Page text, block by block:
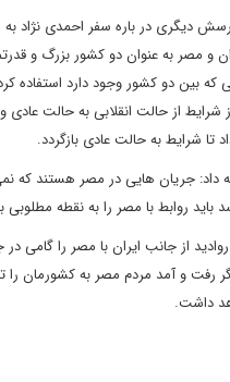
دیگری در باره سفر احمدی نژاد
و مصر به عنوان دو کشور بزرگ و
که بین دو کشور وجود دارد استفاده
شرایط از حالت انقلابی به حالت عادی
شرایط به حالت عادی بازگردد.
داد: جریان هایی در مصر هستند که
باید روابط با مصر را به نقطه مطلوبی
از جانب ایران با مصر را گامی
رفت و آمد مردم مصر به کشورمان را
داشت.